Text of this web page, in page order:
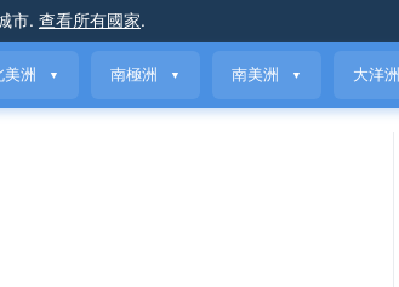
市. 查看所有國家.
美洲 ▼ 南極洲 ▼ 南美洲 ▼ 大洋洲